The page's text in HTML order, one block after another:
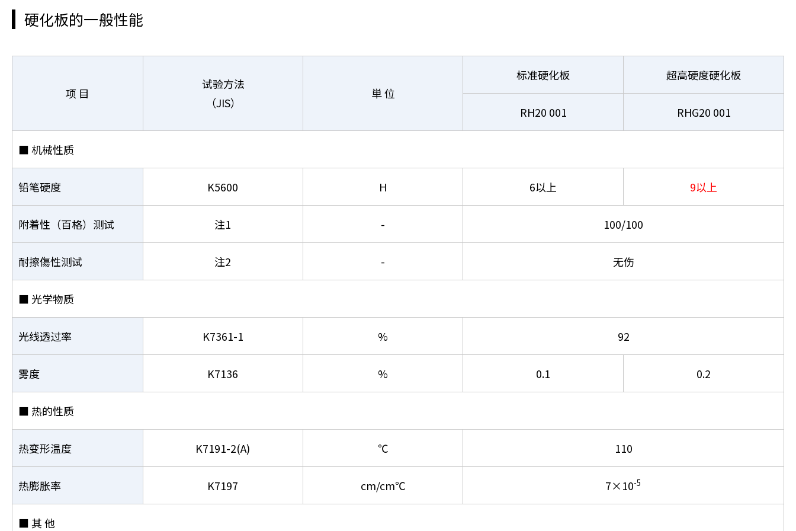
硬化板的一般性能
项 目
试验方法
（JIS）
単 位
标准硬化板 超高硬度硬化板
RH20 001 RHG20 001
■ 机械性质
铅笔硬度 K5600 H 6以上 9以上
附着性（百格）测试 注1 - 100/100
耐擦傷性测试 注2 - 无伤
■ 光学物质
光线透过率 K7361-1 % 92
雾度 K7136 % 0.1 0.2
■ 热的性质
热变形温度 K7191-2(A) ℃ 110
热膨胀率 K7197 cm/cm℃ 7×10-5
■ 其 他